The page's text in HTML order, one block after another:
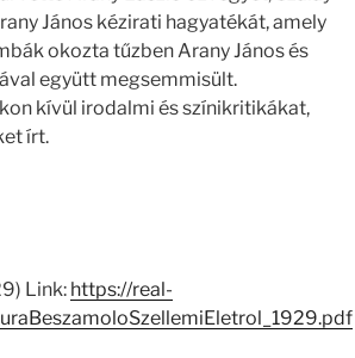
János kézirati hagyatékát, amely
okozta tűzben Arany János és
együtt megsemmisült.
kívül irodalmi és színikritikákat,
írt.
Link: https://real-